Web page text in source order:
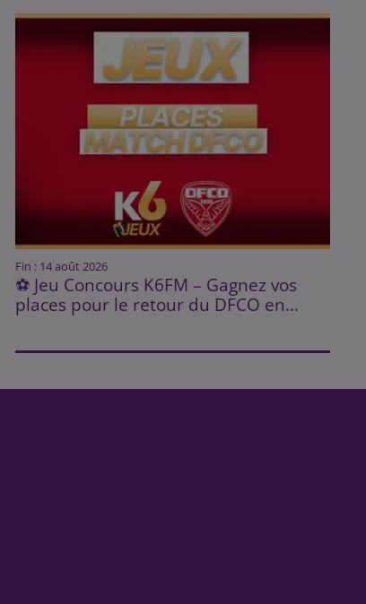
Fin : 14 août 2026
⚽ Jeu Concours K6FM – Gagnez vos
places pour le retour du DFCO en...